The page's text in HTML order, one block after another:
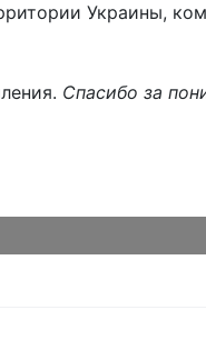
Украины,
Спасибо за